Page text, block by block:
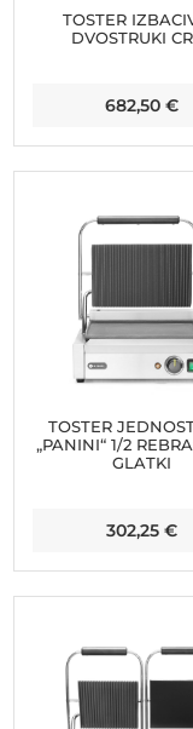
TOSTER
DVOSTRUKI
682,50 €
TOSTER
„PANINI“ 1/2
GLATKI
302,25 €